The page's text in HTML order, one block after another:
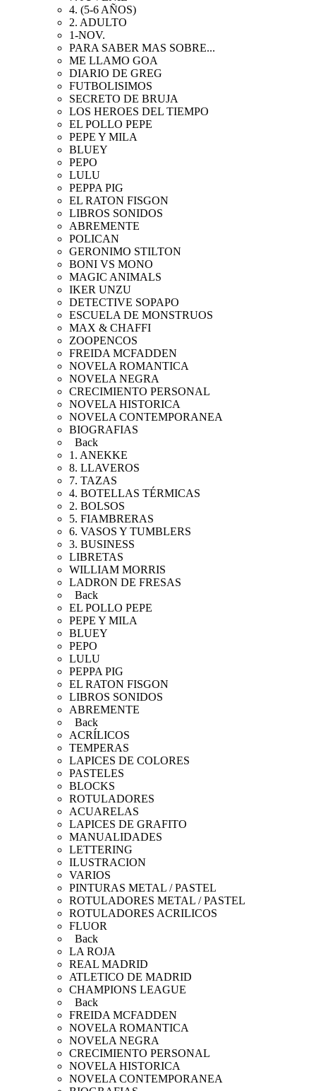
4. (5-6 AÑOS)
2. ADULTO
1-NOV.
PARA SABER MAS SOBRE...
ME LLAMO GOA
DIARIO DE GREG
FUTBOLISIMOS
SECRETO DE BRUJA
LOS HEROES DEL TIEMPO
EL POLLO PEPE
PEPE Y MILA
BLUEY
PEPO
LULU
PEPPA PIG
EL RATON FISGON
LIBROS SONIDOS
ABREMENTE
POLICAN
GERONIMO STILTON
BONI VS MONO
MAGIC ANIMALS
IKER UNZU
DETECTIVE SOPAPO
ESCUELA DE MONSTRUOS
MAX & CHAFFI
ZOOPENCOS
FREIDA MCFADDEN
NOVELA ROMANTICA
NOVELA NEGRA
CRECIMIENTO PERSONAL
NOVELA HISTORICA
NOVELA CONTEMPORANEA
BIOGRAFIAS
Back
1. ANEKKE
8. LLAVEROS
7. TAZAS
4. BOTELLAS TÉRMICAS
2. BOLSOS
5. FIAMBRERAS
6. VASOS Y TUMBLERS
3. BUSINESS
LIBRETAS
WILLIAM MORRIS
LADRON DE FRESAS
Back
EL POLLO PEPE
PEPE Y MILA
BLUEY
PEPO
LULU
PEPPA PIG
EL RATON FISGON
LIBROS SONIDOS
ABREMENTE
Back
ACRÍLICOS
TEMPERAS
LAPICES DE COLORES
PASTELES
BLOCKS
ROTULADORES
ACUARELAS
LAPICES DE GRAFITO
MANUALIDADES
LETTERING
ILUSTRACION
VARIOS
PINTURAS METAL / PASTEL
ROTULADORES METAL / PASTEL
ROTULADORES ACRILICOS
FLUOR
Back
LA ROJA
REAL MADRID
ATLETICO DE MADRID
CHAMPIONS LEAGUE
Back
FREIDA MCFADDEN
NOVELA ROMANTICA
NOVELA NEGRA
CRECIMIENTO PERSONAL
NOVELA HISTORICA
NOVELA CONTEMPORANEA